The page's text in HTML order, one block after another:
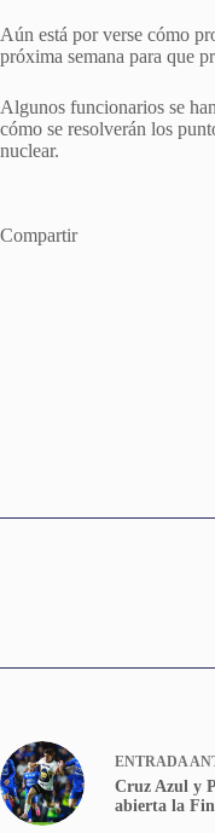
Aún está por verse cómo
próxima semana para que
Algunos funcionarios se
cómo se resolverán los
nuclear.
Compartir
ENTRADA
Cruz Azul y
abierta la